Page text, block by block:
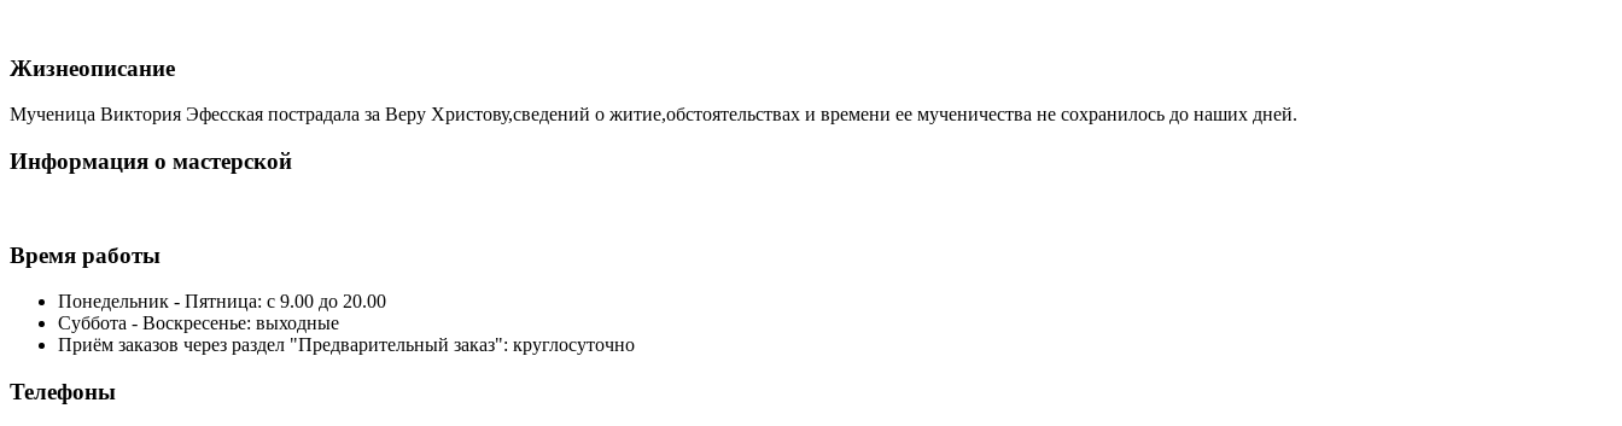
Жизнеописание
Мученица Виктория Эфесская пострадала за Веру Христову,сведений о житие,обстоятельствах и времени ее мученичества не сохранилось до наших дней.
Информация о мастерской
Время работы
Понедельник - Пятница: с 9.00 до 20.00
Суббота - Воскресенье: выходные
Приём заказов через раздел "Предварительный заказ": круглосуточно
Телефоны